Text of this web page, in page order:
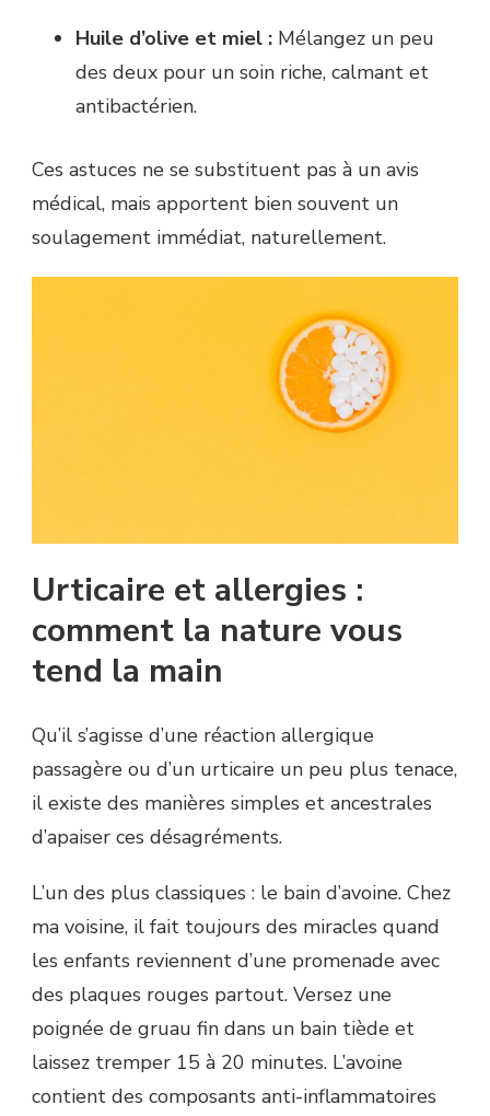
Huile d’olive et miel : Mélangez un peu
des deux pour un soin riche, calmant et
antibactérien.
Ces astuces ne se substituent pas à un avis
médical, mais apportent bien souvent un
soulagement immédiat, naturellement.
Urticaire et allergies :
comment la nature vous
tend la main
Qu’il s’agisse d’une réaction allergique
passagère ou d’un urticaire un peu plus tenace,
il existe des manières simples et ancestrales
d’apaiser ces désagréments.
L’un des plus classiques : le bain d’avoine. Chez
ma voisine, il fait toujours des miracles quand
les enfants reviennent d’une promenade avec
des plaques rouges partout. Versez une
poignée de gruau fin dans un bain tiède et
laissez tremper 15 à 20 minutes. L’avoine
contient des composants anti-inflammatoires